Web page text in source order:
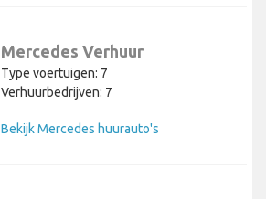
Mercedes Verhuur
Type voertuigen: 7
Verhuurbedrijven: 7
Bekijk Mercedes huurauto's